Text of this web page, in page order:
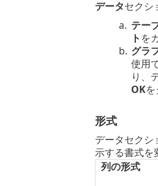
データセクシ
a. テー
ト を
b. グラ
使用
り、
OKを
形式
データセクシ
示する書式を
列の形式